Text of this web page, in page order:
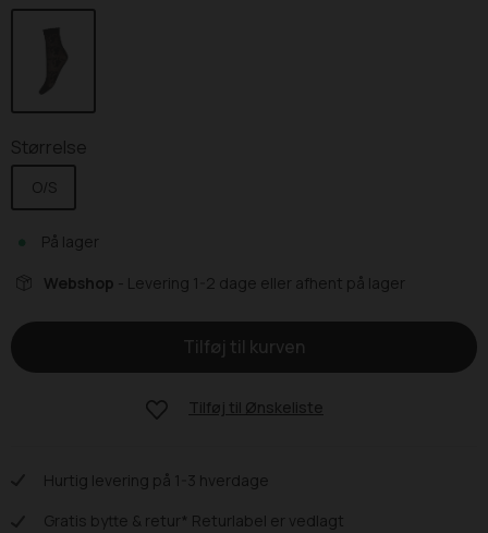
Størrelse
O/S
På lager
Webshop - Levering 1-2 dage eller afhent på lager
Tilføj til Ønskeliste
Hurtig levering på 1-3 hverdage
Gratis bytte & retur* Returlabel er vedlagt